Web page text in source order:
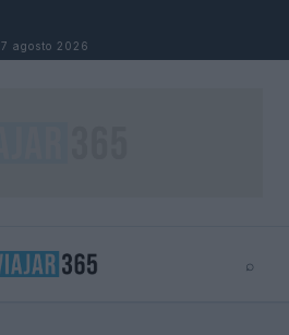
7 agosto 2026
⌕